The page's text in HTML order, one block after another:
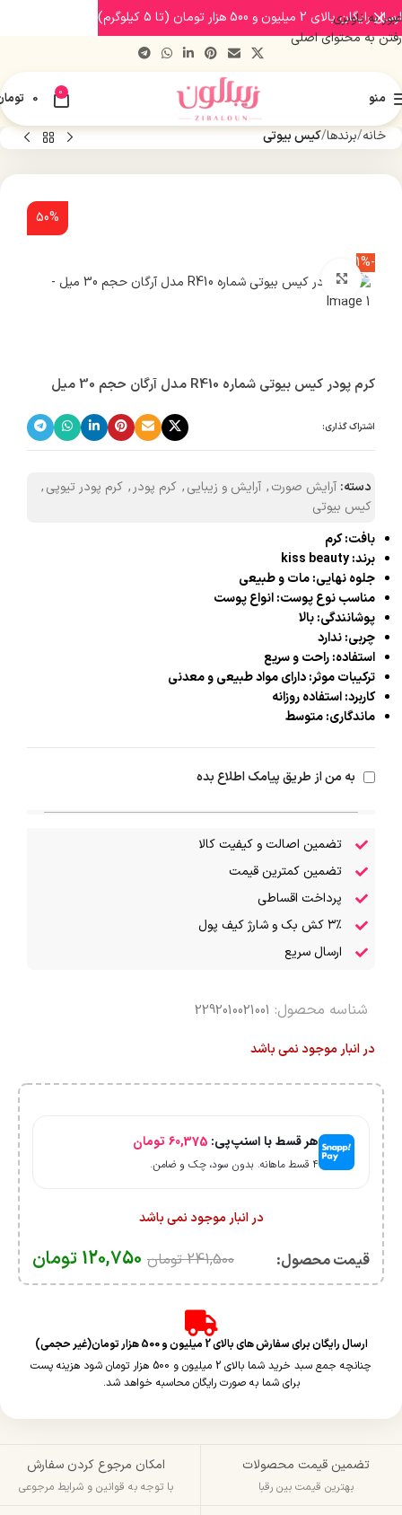
عبور به ناوبری
رفتن به محتوای اصلی
منو 0
0
خانه برندها کیس بیوتی
50%
-1%
بزرگنمایی تصویر
کرم پودر کیس بیوتی شماره R410 مدل آرگان حجم 30 میل
اشتراک گذاری:
دسته: آرایش صورت, آرایش و زیبایی, کرم پودر , کرم پودر تیوپی,
کیس بیوتی
بافت: کرم
برند: kiss beauty
جلوه نهایی: مات و طبیعی
مناسب نوع پوست: انواع پوست
پوشانندگی: بالا
چربی: ندارد
استفاده: راحت و سریع
ترکیبات موثر: دارای مواد طبیعی و معدنی
کاربرد: استفاده روزانه
ماندگاری: متوسط
به من از طریق پیامک اطلاع بده
تضمین اصالت و کیفیت کالا
تضمین کمترین قیمت
پرداخت اقساطی
۳٪ کش بک و شارژ کیف پول
ارسال سریع
شناسه محصول: 2292010021001
در انبار موجود نمی باشد
هر قسط با اسنپ‌پی: 60,375 تومان
۴ قسط ماهانه. بدون سود، چک و ضامن.
در انبار موجود نمی باشد
قیمت محصول:​ 241,500 تومان 120,750 تومان
ارسال رایگان برای سفارش های بالای 2 میلیون و 500 هزار تومان(غیر حجمی)
چنانچه جمع سبد خرید شما بالای 2 میلیون و 500 هزار تومان شود هزینه پست
برای شما به صورت رایگان محاسبه خواهد شد.
تضمین قیمت محصولات
بهترین قیمت بین رقبا
امکان مرجوع کردن سفارش
با توجه به قوانین و شرایط مرجوعی
ارسال رایگان بالای 2 میلیون و 500 هزار تومان (تا 5 کیلوگرم)